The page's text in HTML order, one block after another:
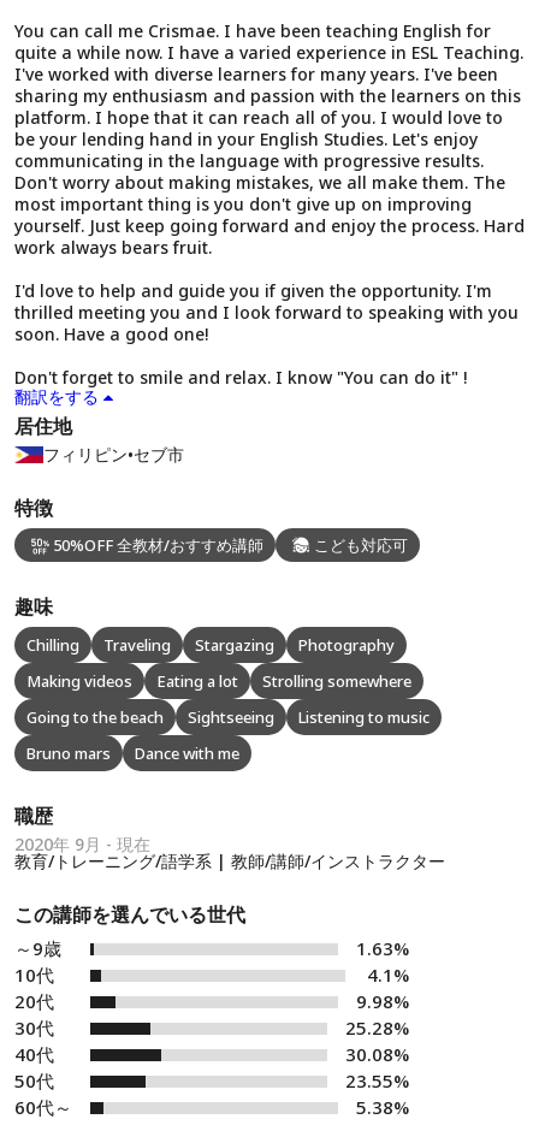
You can call me Crismae. I have been teaching English for
quite a while now. I have a varied experience in ESL Teaching.
I've worked with diverse learners for many years. I've been
sharing my enthusiasm and passion with the learners on this
platform. I hope that it can reach all of you. I would love to
be your lending hand in your English Studies. Let's enjoy
communicating in the language with progressive results.
Don't worry about making mistakes, we all make them. The
most important thing is you don't give up on improving
yourself. Just keep going forward and enjoy the process. Hard
work always bears fruit.
I'd love to help and guide you if given the opportunity. I'm
thrilled meeting you and I look forward to speaking with you
soon. Have a good one!
Don't forget to smile and relax. I know "You can do it" !
翻訳をする
居住地
フィリピン•セブ市
特徴
50%OFF 全教材/おすすめ講師 こども対応可
趣味
Chilling Traveling Stargazing
Photography
Making videos
Eating a lot
Strolling somewhere
Going to the beach
Sightseeing
Listening to music
Bruno mars
Dance with me
職歴
2020年 9月 - 現在
教育/トレーニング/語学系 | 教師/講師/インストラクター
この講師を選んでいる世代
～9歳
1.63%
10代
4.1%
20代
9.98%
30代
25.28%
40代
30.08%
50代
23.55%
60代～
5.38%